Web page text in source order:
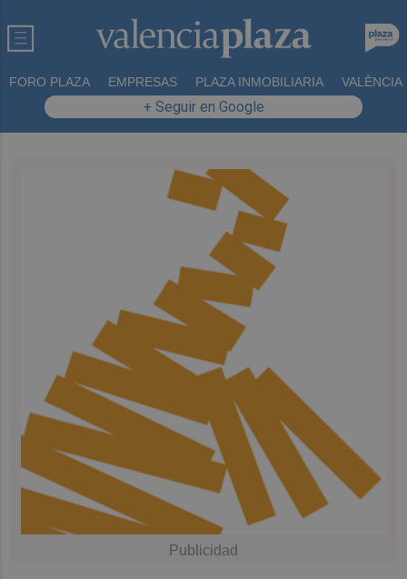
FORO PLAZA EMPRESAS PLAZA INMOBILIARIA VALÈNCIA
+ Seguir en Google